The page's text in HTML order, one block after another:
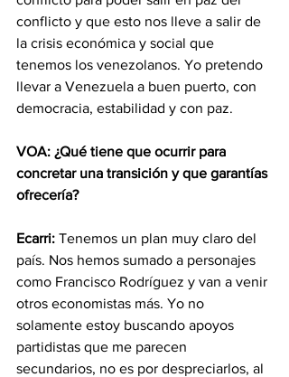
conflicto y que esto nos lleve a salir de
la crisis económica y social que
tenemos los venezolanos. Yo pretendo
llevar a Venezuela a buen puerto, con
democracia, estabilidad y con paz.
VOA: ¿Qué tiene que ocurrir para
concretar una transición y que garantías
ofrecería?
Ecarri: Tenemos un plan muy claro del
país. Nos hemos sumado a personajes
como Francisco Rodríguez y van a venir
otros economistas más. Yo no
solamente estoy buscando apoyos
partidistas que me parecen
secundarios, no es por despreciarlos, al